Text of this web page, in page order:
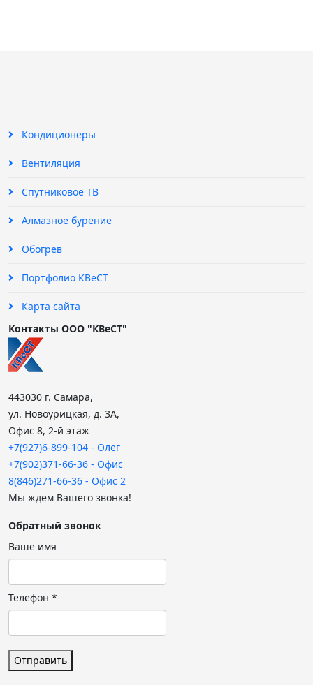
Кондиционеры
Вентиляция
Спутниковое ТВ
Алмазное бурение
Обогрев
Портфолио КВеСТ
Карта сайта
Контакты ООО "КВеСТ"
443030 г. Самара,
ул. Новоурицкая, д. 3А,
Офис 8, 2-й этаж
+7(927)6-899-104 - Олег
+7(902)371-66-36 - Офис
8(846)271-66-36 - Офис 2
Мы ждем Вашего звонка!
Обратный звонок
Ваше имя
Телефон *
Отправить